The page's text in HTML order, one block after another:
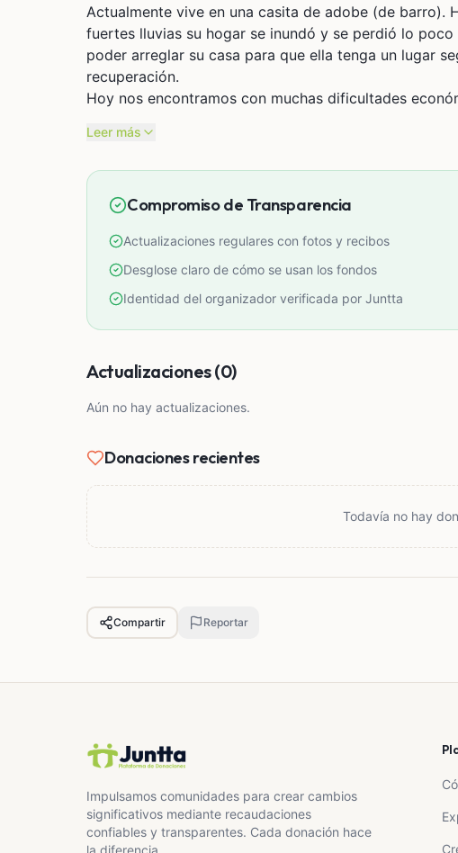
Actualmente vive en una casita de adobe (de barro).
fuertes lluvias su hogar se inundó y se perdió lo
poder arreglar su casa para que ella tenga un lugar
recuperación.
Hoy nos encontramos con muchas dificultades
merece después de todo lo que ha pasado.
Leer más
Compromiso de Transparencia
Actualizaciones regulares con fotos y recibos
Desglose claro de cómo se usan los fondos
Identidad del organizador verificada por Juntta
Actualizaciones (0)
Aún no hay actualizaciones.
Donaciones recientes
Todavía no hay
Compartir Reportar
Impulsamos comunidades para crear cambios
significativos mediante recaudaciones
confiables y transparentes. Cada donación hace
la diferencia.